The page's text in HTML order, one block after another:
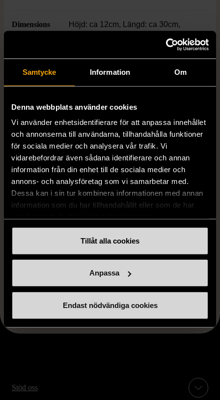
Samtycke Information Om
Denna webbplats använder cookies
Vi använder enhetsidentifierare för att anpassa innehållet
och annonserna till användarna, tillhandahålla funktioner
för sociala medier och analysera vår trafik. Vi
vidarebefordrar även sådana identifierare och annan
information från din enhet till de sociala medier och
annons- och analysföretag som vi samarbetar med.
Dessa kan i sin tur kombinera informationen med annan
information som du har tillhandahållit eller som de har
Tillåt alla cookies
Anpassa
Endast nödvändiga cookies
Dimensions
Höjd: ca 12cm, Längd: ca 30cm,
Varumärke Tupperware
Produkten är unik och finns enbart som 1 st i lager.
Fri frakt på alla köp över 990 kr.
14 dagars ångerrät.
FRÅN SAMMA VARUMÄRKE
Hitta produkter från samma varumärke
Stöd oss